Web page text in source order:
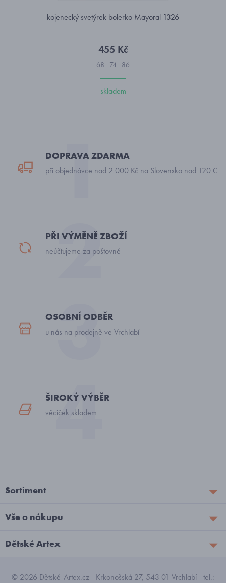
kojenecký svetýrek bolerko Mayoral 1326
455 Kč
68 74 86
skladem
DOPRAVA ZDARMA
při objednávce nad 2 000 Kč na Slovensko nad 120 €
PŘI VÝMĚNĚ ZBOŽÍ
neúčtujeme za poštovné
OSOBNÍ ODBĚR
u nás na prodejně ve Vrchlabí
ŠIROKÝ VÝBĚR
věciček skladem
Sortiment
Vše o nákupu
Dětské Artex
© 2026 Dětské-Artex.cz - Krkonošská 27, 543 01 Vrchlabí - tel.: